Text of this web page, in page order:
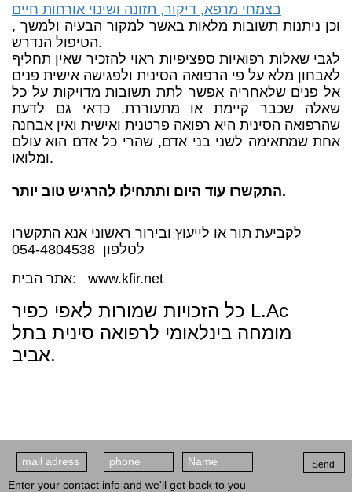
בצמחי מרפא, דיקור, תזונה ושינוי אורחות חיים
, וכן ניתנות תשובות מלאות באשר למקור הבעיה ולמשך
הטיפול הנדרש.
לגבי שאלות רפואיות ספציפיות ראוי להזכיר שאין תחליף
לאבחון מלא על פי הרפואה הסינית ולפגישה אישית פנים
אל פנים שלאחריה אפשר לתת תשובות מדויקות על כל
שאלה שכבר קיימת או מתעוררת. כדאי גם לדעת
שהרפואה הסינית היא רפואה פרטנית ואישית ואין אבחנה
אחת שמתאימה לשני בני אדם, שהרי כל אדם הוא עולם
ומלואו.
התקשרו עוד היום ותתחילו להרגיש טוב יותר.
לקביעת תור או לייעוץ ובירור ראשוני אנא התקשרו
לטלפון 054-4804538
אתר הבית: www.kfir.net
כל הזכויות שמורות לאפי כפיר L.Ac
מומחה בינלאומי לרפואה סינית בתל
אביב.
Send
Enter your contact info and we'll get back to you